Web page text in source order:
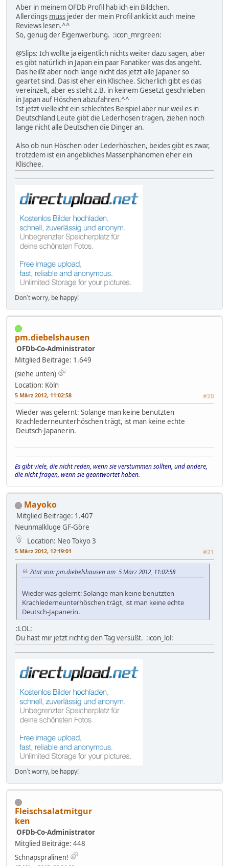
Aber in meinem OFDb Profil hab ich ein Bildchen.
Allerdings muss jeder der mein Profil anklickt auch meine
Reviews lesen.^^
So, genug der Eigenwerbung. :icon_mrgreen:
@Slips: Ich wollte ja eigentlich nichts weiter dazu sagen, aber
es gibt natürlich in Japan ein paar Fanatiker was das angeht.
Das heißt aber noch lange nicht das jetzt alle Japaner so
geartet sind. Das ist eher ein Klischee. Sicherlich gibt es das
vereinzelt, aber es steht z.B. in keinem Gesetzt geschrieben
in Japan auf Höschen abzufahren.^^
Ist jetzt vielleicht ein schlechtes Beispiel aber nur weil es in
Deutschland Leute gibt die Lederhosen tragen, ziehen noch
lange nicht alle Deutschen die Dinger an.
Also ob nun Höschen oder Lederhöschen, beides gibt es zwar,
trotzdem ist ein angebliches Massenphänomen eher ein
Klischee.
Don´t worry, be happy!
pm.diebelshausen
OFDb-Co-Administrator
Mitglied Beiträge: 1.649
(siehe unten)
Location: Köln
5 März 2012, 11:02:58 #20
Wieder was gelernt: Solange man keine benutzten
Krachlederneunterhöschen trägt, ist man keine echte
Deutsch-Japanerin.
Es gibt viele, die nicht reden, wenn sie verstummen sollten, und andere,
die nicht fragen, wenn sie geantwortet haben.
Mayoko
Mitglied Beiträge: 1.407
Neunmalkluge GF-Göre
Location: Neo Tokyo 3
5 März 2012, 12:19:01 #21
Zitat von: pm.diebelshausen am 5 März 2012, 11:02:58
Wieder was gelernt: Solange man keine benutzten
Krachlederneunterhöschen trägt, ist man keine echte
Deutsch-Japanerin.
:LOL:
Du hast mir jetzt richtig den Tag versüßt. :icon_lol:
Don´t worry, be happy!
Fleischsalatmitgur
ken
OFDb-Co-Administrator
Mitglied Beiträge: 448
Schnapspralinen!